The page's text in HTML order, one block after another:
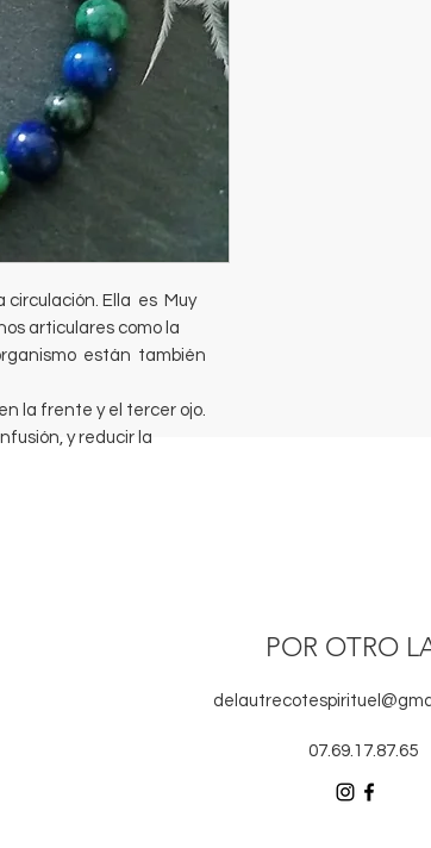
circulación. Ella es Muy
articulares como la
están también
la frente y el tercer ojo.
y reducir la
POR OTRO
07.69.17.87.65